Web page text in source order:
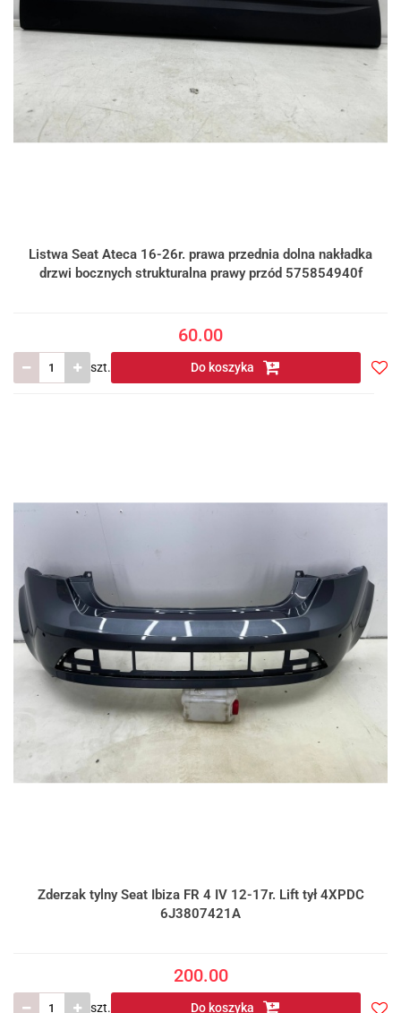
Listwa Seat Ateca 16-26r. prawa przednia dolna nakładka
drzwi bocznych strukturalna prawy przód 575854940f
60.00
szt. Do koszyka
Zderzak tylny Seat Ibiza FR 4 IV 12-17r. Lift tył 4XPDC
6J3807421A
200.00
szt. Do koszyka